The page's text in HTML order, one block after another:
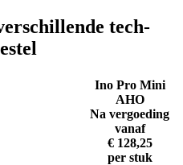
tech-
Ino Pro Mini
AHO
Na vergoeding
vanaf
€ 128,25
per stuk